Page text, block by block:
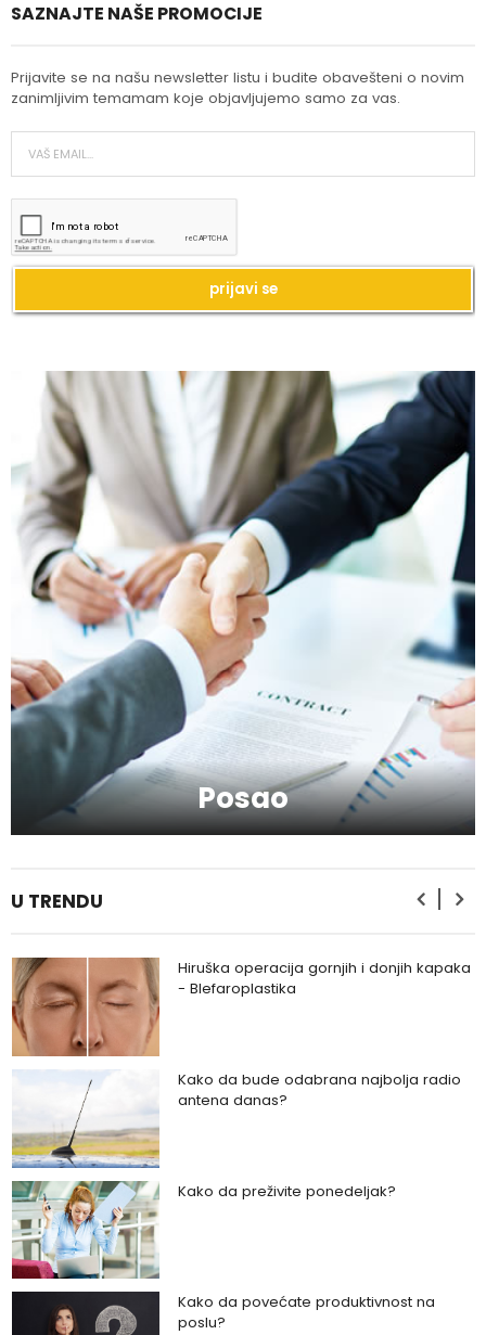
SAZNAJTE NAŠE PROMOCIJE
Prijavite se na našu newsletter listu i budite obavešteni o novim
zanimljivim temamam koje objavljujemo samo za vas.
Posao
U TRENDU
Kako da imate blistavu kožu bez skupih
tretmana?
Kako da se podmladite uz kreme sa
hijaluronom
Kako da serumom oživite svoje lice?
Hiruška operacija gornjih i donjih kapaka
- Blefaroplastika
Kako da bude odabrana najbolja radio
antena danas?
Kako da preživite ponedeljak?
Kako da povećate produktivnost na
poslu?